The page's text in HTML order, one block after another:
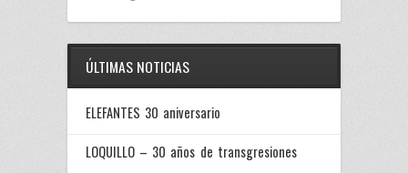
ÚLTIMAS NOTICIAS
ELEFANTES 30 aniversario
LOQUILLO – 30 años de transgresiones